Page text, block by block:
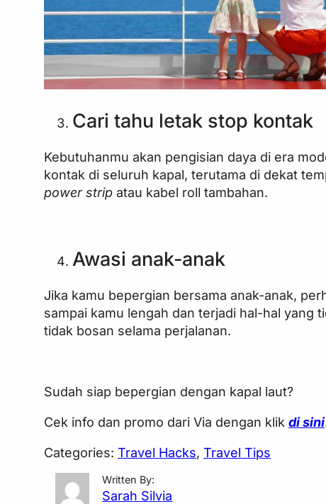
Cari tahu letak stop kontak
Kebutuhanmu akan pengisian daya di era
kontak di seluruh kapal, terutama di dekat
power stripatau kabel roll tambahan.
Awasi anak-anak
Jika kamu bepergian bersama anak-anak,
sampai kamu lengah dan terjadi hal-hal yang
tidak bosan selama perjalanan.
Sudah siap bepergian dengan kapal laut?
Cek info dan promo dari Via dengan klikdi sini
Categories:Travel Hacks, Travel Tips
Written By:
Sarah Silvia